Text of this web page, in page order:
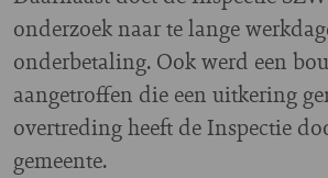
onderzoek naar te lange
onderbetaling. Ook werd een
aangetroffen die een uitkering
overtreding heeft de Inspectie
gemeente.